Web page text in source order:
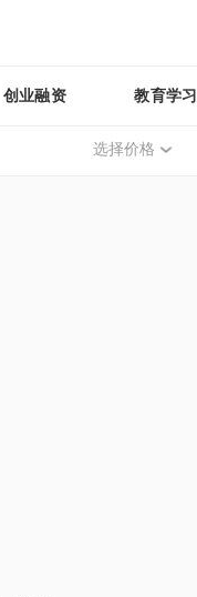
创业融资 教育学习
选择价格